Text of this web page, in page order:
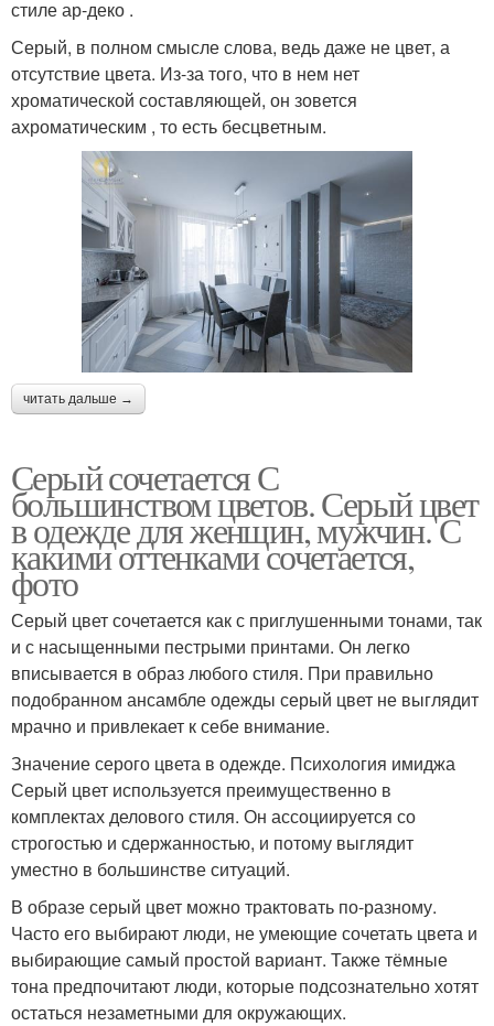
стиле ар-деко .
Серый, в полном смысле слова, ведь даже не цвет, а
отсутствие цвета. Из-за того, что в нем нет
хроматической составляющей, он зовется
ахроматическим , то есть бесцветным.
читать дальше →
Серый сочетается С
большинством цветов. Серый цвет
в одежде для женщин, мужчин. С
какими оттенками сочетается,
фото
Серый цвет сочетается как с приглушенными тонами, так
и с насыщенными пестрыми принтами. Он легко
вписывается в образ любого стиля. При правильно
подобранном ансамбле одежды серый цвет не выглядит
мрачно и привлекает к себе внимание.
Значение серого цвета в одежде. Психология имиджа
Серый цвет используется преимущественно в
комплектах делового стиля. Он ассоциируется со
строгостью и сдержанностью, и потому выглядит
уместно в большинстве ситуаций.
В образе серый цвет можно трактовать по-разному.
Часто его выбирают люди, не умеющие сочетать цвета и
выбирающие самый простой вариант. Также тёмные
тона предпочитают люди, которые подсознательно хотят
остаться незаметными для окружающих.